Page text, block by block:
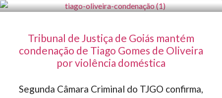
Tribunal de Justiça de Goiás mantém
condenação de Tiago Gomes de Oliveira
por violência doméstica
Segunda Câmara Criminal do TJGO confirma,